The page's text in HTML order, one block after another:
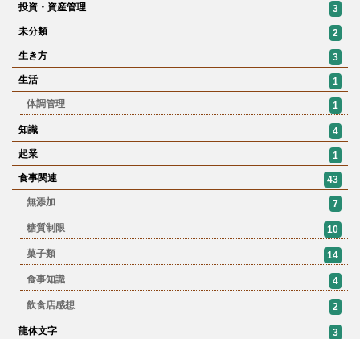
投資・資産管理
3
未分類
2
生き方
3
生活
1
体調管理
1
知識
4
起業
1
食事関連
43
無添加
7
糖質制限 10
菓子類 14
食事知識 4
飲食店感想 2
龍体文字 3